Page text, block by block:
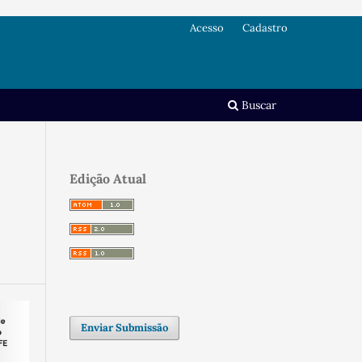
Buscar
Acesso Cadastro
Edição Atual
Enviar Submissão